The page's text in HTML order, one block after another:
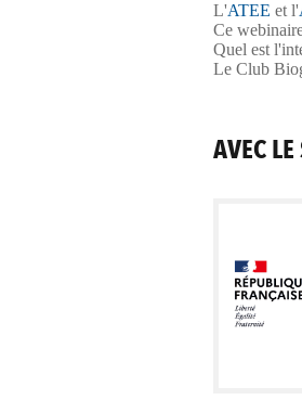
L'ATEE et l'
Ce
Quel est
Le Club
AVEC